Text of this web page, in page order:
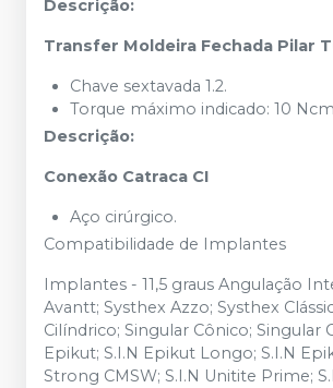
Descrição:
Transfer Moldeira Fechada Pilar
Chave sextavada 1.2.
Torque máximo indicado: 10
Descrição:
Conexão Catraca CI
Aço cirúrgico.
Compatibilidade de Implantes
Implantes - 11,5 graus Angulação
Avantt; Systhex Azzo; Systhex
Cilíndrico; Singular Cônico; Singular
Epikut; S.I.N Epikut Longo; S.I.N
Strong CMSW; S.I.N Unitite Prime;